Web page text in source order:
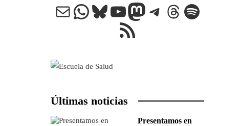
Correo electrónico
WhatsApp
Bluesky
YouTube
Mastodon
Telegram
Threads
Spotify
Feed RSS
Últimas noticias
Presentamos en